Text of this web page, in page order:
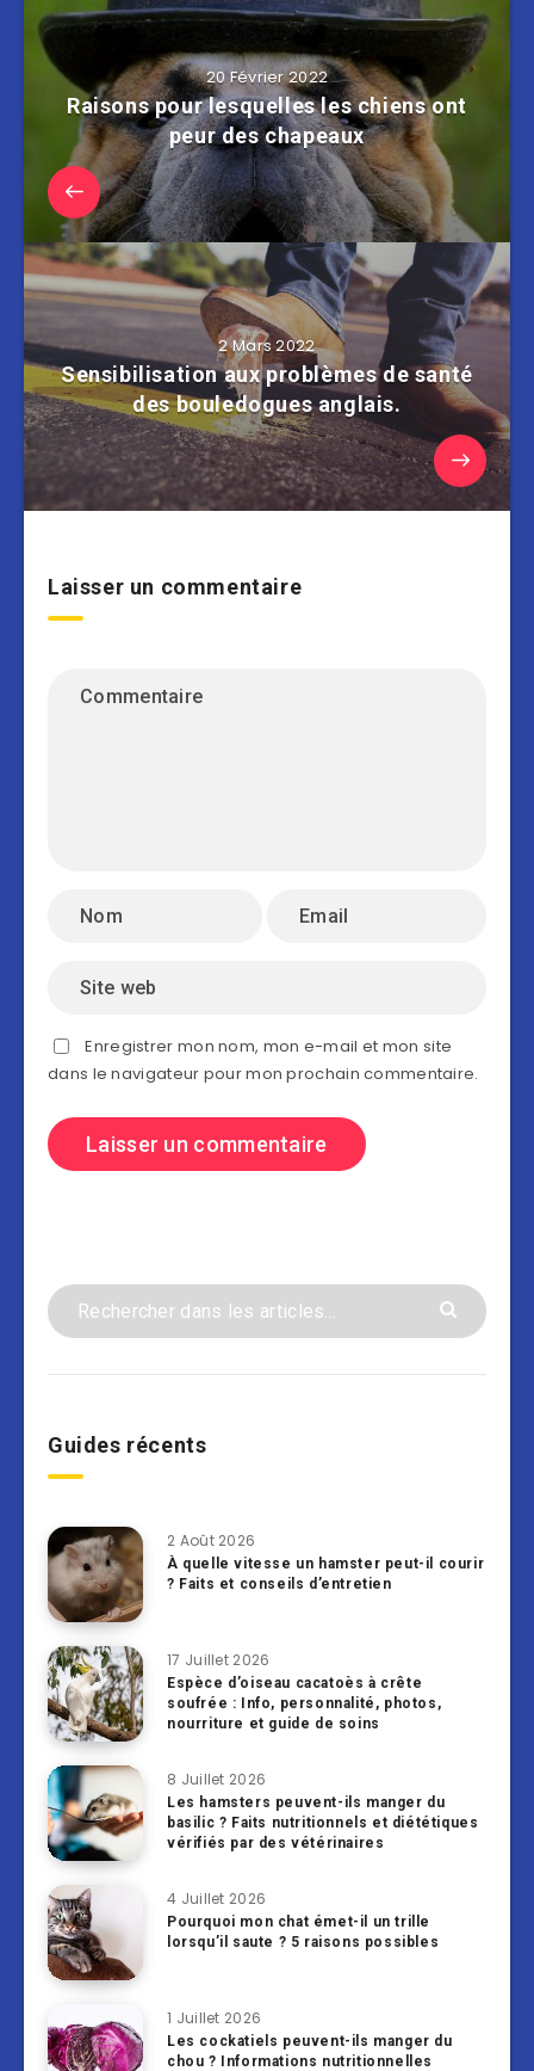
20 Février 2022
Raisons pour lesquelles les chiens ont
peur des chapeaux
2 Mars 2022
Sensibilisation aux problèmes de santé
des bouledogues anglais.
Laisser un commentaire
Enregistrer mon nom, mon e-mail et mon site
dans le navigateur pour mon prochain commentaire.
Guides récents
2 Août 2026
À quelle vitesse un hamster peut-il courir
? Faits et conseils d’entretien
17 Juillet 2026
Espèce d’oiseau cacatoès à crête
soufrée : Info, personnalité, photos,
nourriture et guide de soins
8 Juillet 2026
Les hamsters peuvent-ils manger du
basilic ? Faits nutritionnels et diététiques
vérifiés par des vétérinaires
4 Juillet 2026
Pourquoi mon chat émet-il un trille
lorsqu’il saute ? 5 raisons possibles
1 Juillet 2026
Les cockatiels peuvent-ils manger du
chou ? Informations nutritionnelles